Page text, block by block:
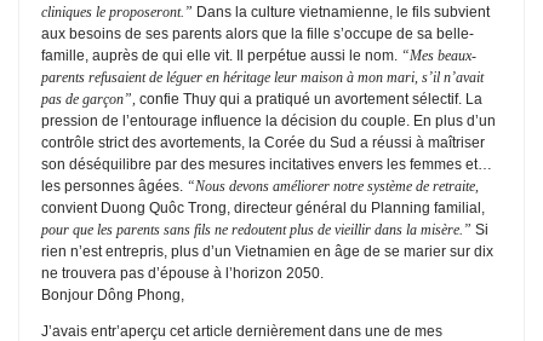
cliniques le proposeront.” Dans la culture vietnamienne, le fils subvient
aux besoins de ses parents alors que la fille s’occupe de sa belle-
famille, auprès de qui elle vit. Il perpétue aussi le nom. “Mes beaux-
parents refusaient de léguer en héritage leur maison à mon mari, s’il n’avait
pas de garçon”, confie Thuy qui a pratiqué un avortement sélectif. La
pression de l’entourage influence la décision du couple. En plus d’un
contrôle strict des avortements, la Corée du Sud a réussi à maîtriser
son déséquilibre par des mesures incitatives envers les femmes et…
les personnes âgées. “Nous devons améliorer notre système de retraite,
convient Duong Quôc Trong, directeur général du Planning familial,
pour que les parents sans fils ne redoutent plus de vieillir dans la misère.” Si
rien n’est entrepris, plus d’un Vietnamien en âge de se marier sur dix
ne trouvera pas d’épouse à l’horizon 2050.
Bonjour Dông Phong,
J’avais entr’aperçu cet article dernièrement dans une de mes